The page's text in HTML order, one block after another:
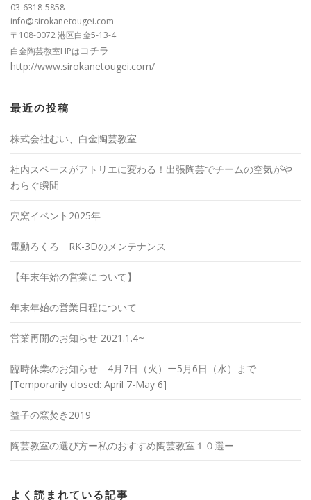
03-6318-5858
info@sirokanetougei.com
〒108-0072 港区白金5-13-4
白金陶芸教室HPはコチラ
http://www.sirokanetougei.com/
最近の投稿
株式会社むい、白金陶芸教室
社内スペースがアトリエに変わる！出張陶芸でチームの空気がや
わらぐ瞬間
穴窯イベント2025年
電動ろくろ RK-3Dのメンテナンス
【年末年始の営業について】
年末年始の営業日程について
営業再開のお知らせ 2021.1.4~
臨時休業のお知らせ 4月7日（火）ー5月6日（水）まで
[Temporarily closed: April 7-May 6]
益子の窯焚き2019
陶芸教室の選び方ー私のおすすめ陶芸教室１０選ー
よく読まれている記事